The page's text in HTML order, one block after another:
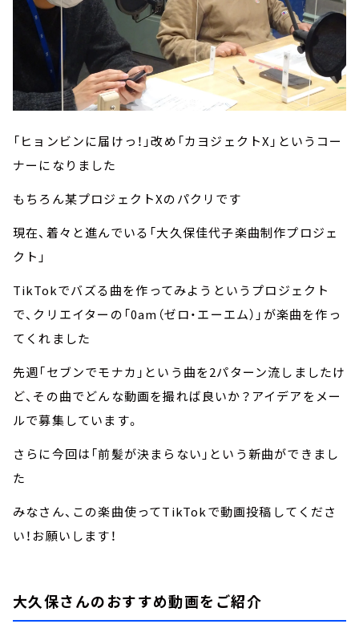
「ヒョンビンに届けっ！」改め「カヨジェクトX」というコー
ナーになりました
もちろん某プロジェクトXのパクリです
現在、着々と進んでいる「大久保佳代子楽曲制作プロジェ
クト」
TikTokでバズる曲を作ってみようというプロジェクト
で、クリエイターの「0am（ゼロ・エーエム）」が楽曲を作っ
てくれました
先週「セブンでモナカ」という曲を2パターン流しましたけ
ど、その曲でどんな動画を撮れば良いか？アイデアをメー
ルで募集しています。
さらに今回は「前髪が決まらない」という新曲ができまし
た
みなさん、この楽曲使ってTikTokで動画投稿してくださ
い！お願いします！
大久保さんのおすすめ動画をご紹介